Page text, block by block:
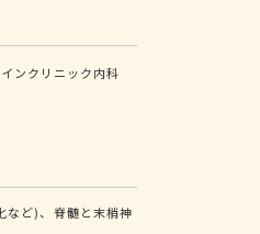
ンクリニック内科
など)、脊髄と末梢神